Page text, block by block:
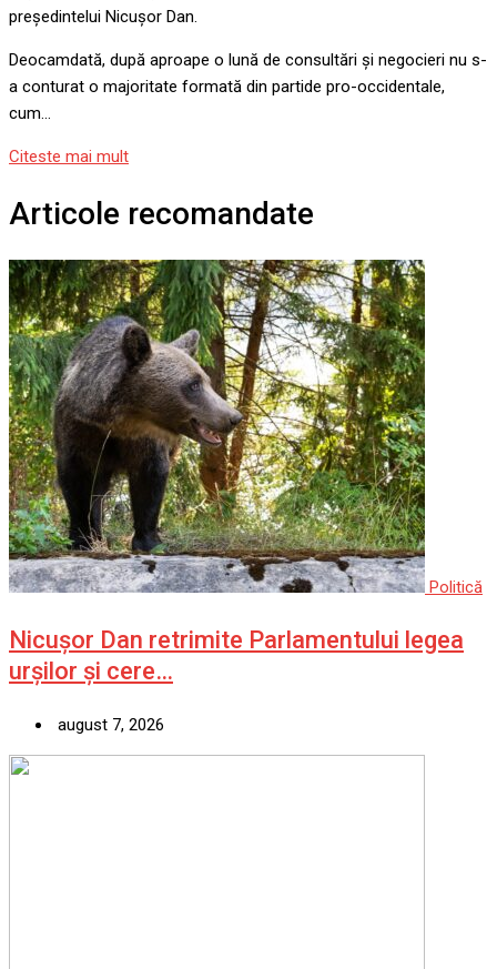
președintelui Nicușor Dan.
Deocamdată, după aproape o lună de consultări și negocieri nu s-
a conturat o majoritate formată din partide pro-occidentale,
cum…
Citeste mai mult
Articole recomandate
Politică
Nicușor Dan retrimite Parlamentului legea
urșilor și cere…
august 7, 2026